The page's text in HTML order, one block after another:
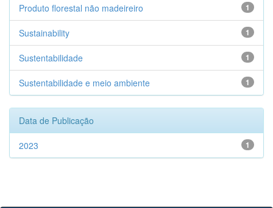
1
Produto florestal não madeireiro
1
Sustainability
1
Sustentabilidade
1
Sustentabilidade e meio ambiente
Data de Publicação
1
2023